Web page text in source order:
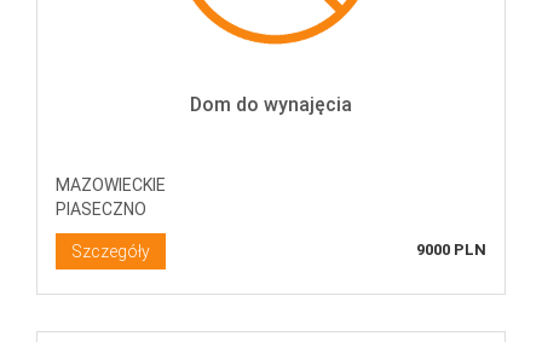
Dom do wynajęcia
MAZOWIECKIE
PIASECZNO
Szczegóły 9000 PLN